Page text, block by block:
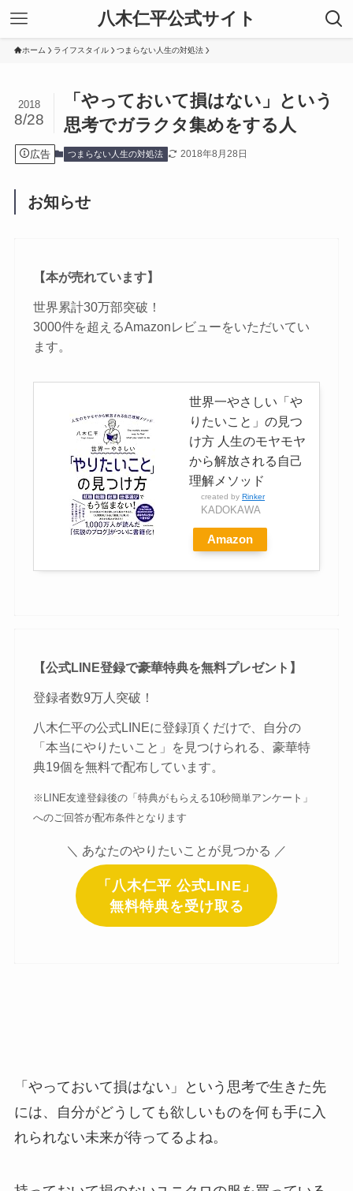
八木仁平公式サイト
ホーム ライフスタイル つまらない人生の対処法
「やっておいて損はない」という
思考でガラクタ集めをする人
2018
8/28
広告 つまらない人生の対処法 2018年8月28日
お知らせ
【本が売れています】
世界累計30万部突破！
3000件を超えるAmazonレビューをいただいてい
ます。
世界一やさしい「や
りたいこと」の見つ
け方 人生のモヤモヤ
から解放される自己
理解メソッド
created by Rinker
KADOKAWA
Amazon
【公式LINE登録で豪華特典を無料プレゼント】
登録者数9万人突破！
八木仁平の公式LINEに登録頂くだけで、自分の
「本当にやりたいこと」を見つけられる、豪華特
典19個を無料で配布しています。
※LINE友達登録後の「特典がもらえる10秒簡単アンケート」
へのご回答が配布条件となります
＼ あなたのやりたいことが見つかる ／
「八木仁平 公式LINE」
無料特典を受け取る
「やっておいて損はない」という思考で生きた先
には、自分がどうしても欲しいものを何も手に入
れられない未来が待ってるよね。